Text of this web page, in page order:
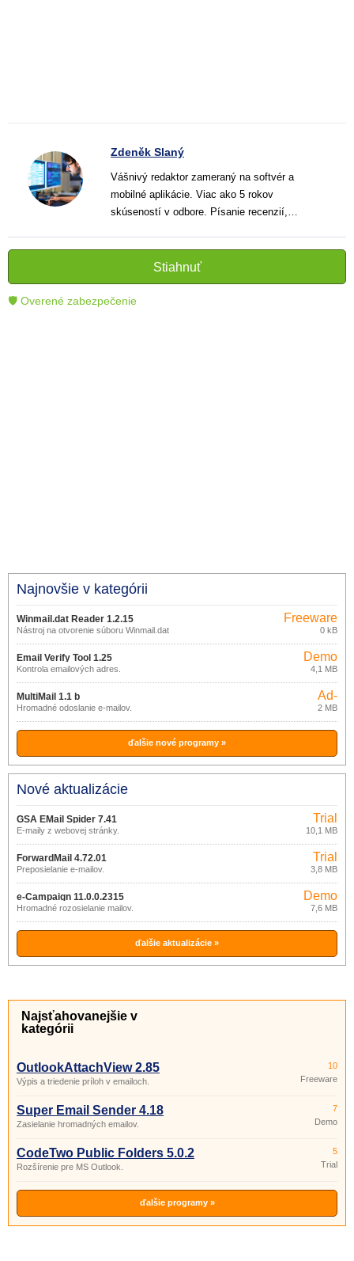
Zdeněk Slaný
Vášnivý redaktor zameraný na softvér a
mobilné aplikácie. Viac ako 5 rokov
skúseností v odbore. Písanie recenzií,
informatívnych textov, ktoré pomáhajú
čitateľom lepšie porozumieť a využiť moderné
technológie.
Stiahnuť
🛡 Overené zabezpečenie
Najnovšie v kategórii
Winmail.dat Reader 1.2.15
Nástroj na otvorenie súboru Winmail.dat
Freeware
0 kB
Email Verify Tool 1.25
Kontrola emailových adres.
Demo
4,1 MB
MultiMail 1.1 b
Hromadné odoslanie e-mailov.
Ad-
supported
2 MB
ďalšie nové programy »
Nové aktualizácie
GSA EMail Spider 7.41
E-maily z webovej stránky.
Trial
10,1 MB
ForwardMail 4.72.01
Preposielanie e-mailov.
Trial
3,8 MB
e-Campaign 11.0.0.2315
Hromadné rozosielanie mailov.
Demo
7,6 MB
ďalšie aktualizácie »
Najsťahovanejšie v
kategórii
OutlookAttachView 2.85
Výpis a triedenie príloh v emailoch.
10
Freeware
Super Email Sender 4.18
Zasielanie hromadných emailov.
7
Demo
CodeTwo Public Folders 5.0.2
Rozšírenie pre MS Outlook.
5
Trial
ďalšie programy »